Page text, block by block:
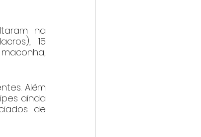
na
15
Além
ainda
de